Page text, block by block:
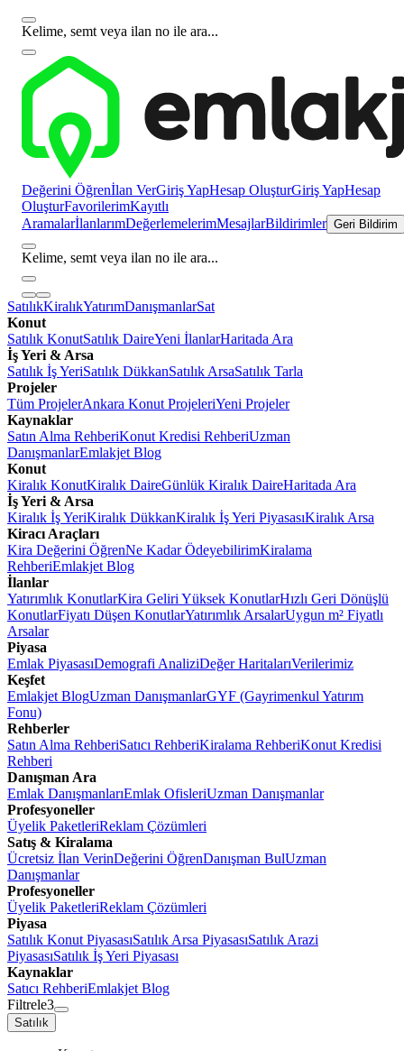
Kelime, semt veya ilan no ile ara...
Değerini Öğrenİlan VerGiriş YapHesap OluşturGiriş YapHesap
OluşturFavorilerimKayıtlı
AramalarİlanlarımDeğerlemelerimMesajlarBildirimler Geri Bildirim
Kelime, semt veya ilan no ile ara...
SatılıkKiralıkYatırımDanışmanlarSat
Konut
Satılık KonutSatılık DaireYeni İlanlarHaritada Ara
İş Yeri & Arsa
Satılık İş YeriSatılık DükkanSatılık ArsaSatılık Tarla
Projeler
Tüm ProjelerAnkara Konut ProjeleriYeni Projeler
Kaynaklar
Satın Alma RehberiKonut Kredisi RehberiUzman
DanışmanlarEmlakjet Blog
Konut
Kiralık KonutKiralık DaireGünlük Kiralık DaireHaritada Ara
İş Yeri & Arsa
Kiralık İş YeriKiralık DükkanKiralık İş Yeri PiyasasıKiralık Arsa
Kiracı Araçları
Kira Değerini ÖğrenNe Kadar ÖdeyebilirimKiralama
RehberiEmlakjet Blog
İlanlar
Yatırımlık KonutlarKira Geliri Yüksek KonutlarHızlı Geri Dönüşlü
KonutlarFiyatı Düşen KonutlarYatırımlık ArsalarUygun m² Fiyatlı
Arsalar
Piyasa
Emlak PiyasasıDemografi AnaliziDeğer HaritalarıVerilerimiz
Keşfet
Emlakjet BlogUzman DanışmanlarGYF (Gayrimenkul Yatırım
Fonu)
Rehberler
Satın Alma RehberiSatıcı RehberiKiralama RehberiKonut Kredisi
Rehberi
Danışman Ara
Emlak DanışmanlarıEmlak OfisleriUzman Danışmanlar
Profesyoneller
Üyelik PaketleriReklam Çözümleri
Satış & Kiralama
Ücretsiz İlan VerinDeğerini ÖğrenDanışman BulUzman
Danışmanlar
Profesyoneller
Üyelik PaketleriReklam Çözümleri
Piyasa
Satılık Konut PiyasasıSatılık Arsa PiyasasıSatılık Arazi
PiyasasıSatılık İş Yeri Piyasası
Kaynaklar
Satıcı RehberiEmlakjet Blog
Filtrele3
Satılık